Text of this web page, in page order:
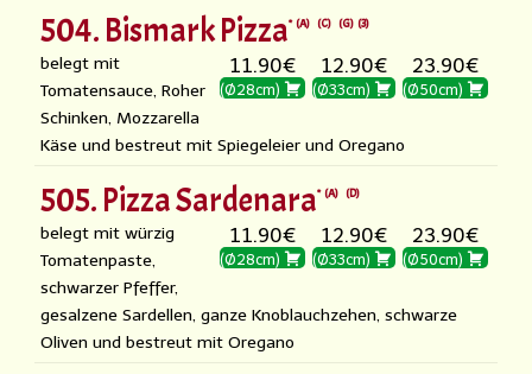
504. Bismark Pizza A C G 3
11.90€
(Ø28cm)
12.90€
(Ø33cm)
23.90€
(Ø50cm)
belegt mit
Tomatensauce, Roher
Schinken, Mozzarella
Käse und bestreut mit Spiegeleier und Oregano
505. Pizza Sardenara A D
11.90€
(Ø28cm)
12.90€
(Ø33cm)
23.90€
(Ø50cm)
belegt mit würzig
Tomatenpaste,
schwarzer Pfeffer,
gesalzene Sardellen, ganze Knoblauchzehen, schwarze
Oliven und bestreut mit Oregano